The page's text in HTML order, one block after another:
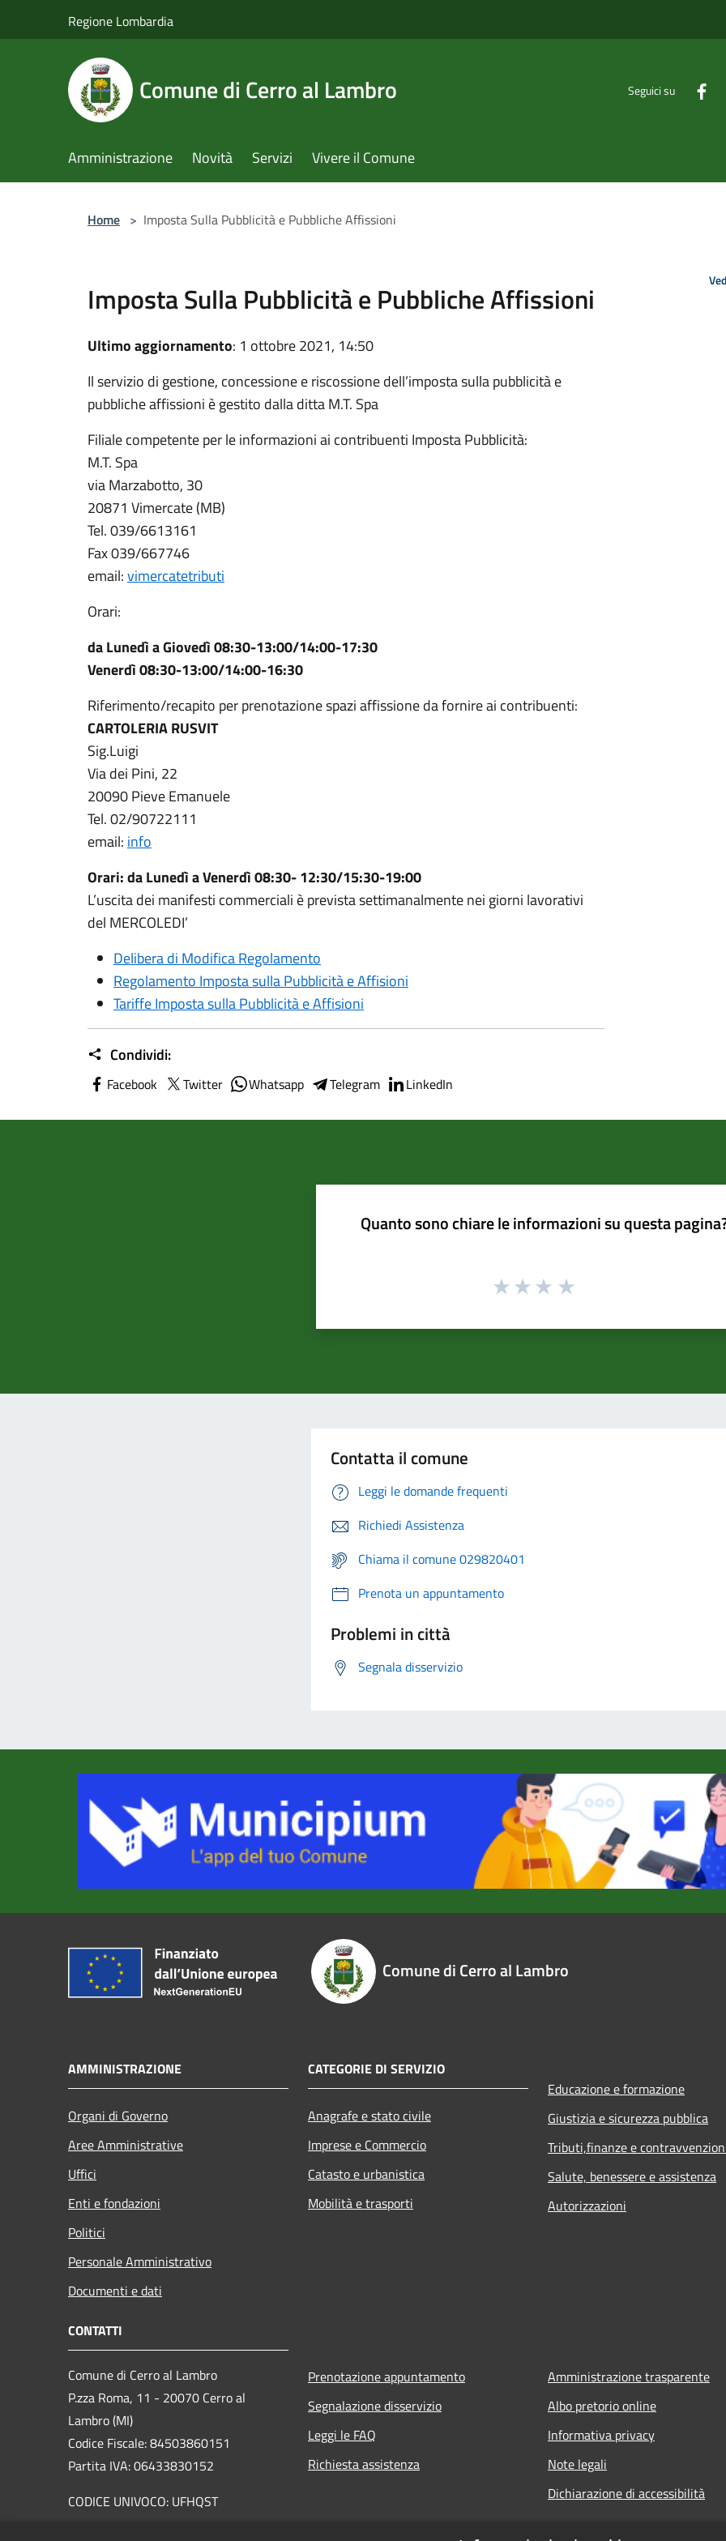
Regione Lombardia
Comune di Cerro al Lambro Seguici su
Amministrazione Novità Servizi Vivere il Comune
Home > Imposta Sulla Pubblicità e Pubbliche Affissioni
Imposta Sulla Pubblicità e Pubbliche Affissioni
Ultimo aggiornamento: 1 ottobre 2021, 14:50
Il servizio di gestione, concessione e riscossione dell’imposta sulla pubblicità e
pubbliche affissioni è gestito dalla ditta M.T. Spa
Filiale competente per le informazioni ai contribuenti Imposta Pubblicità:
M.T. Spa
via Marzabotto, 30
20871 Vimercate (MB)
Tel. 039/6613161
Fax 039/667746
email:vimercatetributi
Orari:
da Lunedì a Giovedì 08:30-13:00/14:00-17:30
Venerdì 08:30-13:00/14:00-16:30
Riferimento/recapito per prenotazione spazi affissione da fornire ai contribuenti:
CARTOLERIA RUSVIT
Sig.Luigi
Via dei Pini, 22
20090 Pieve Emanuele
Tel. 02/90722111
email: info
Orari: da Lunedì a Venerdì 08:30- 12:30/15:30-19:00
L’uscita dei manifesti commerciali è prevista settimanalmente nei giorni lavorativi
del MERCOLEDI’
Delibera di Modifica Regolamento
Regolamento Imposta sulla Pubblicità e Affisioni
Tariffe Imposta sulla Pubblicità e Affisioni
Condividi:
Facebook Twitter Whatsapp Telegram LinkedIn
Quanto sono chiare le informazioni su questa
Contatta il comune
Leggi le domande frequenti
Richiedi Assistenza
Chiama il comune 029820401
Prenota un appuntamento
Problemi in città
Segnala disservizio
Comune di Cerro al Lambro
AMMINISTRAZIONE
Organi di Governo
Aree Amministrative
Uffici
Enti e fondazioni
Politici
Personale Amministrativo
Documenti e dati
CATEGORIE DI SERVIZIO
Anagrafe e stato civile
Imprese e Commercio
Catasto e urbanistica
Mobilità e trasporti
Educazione e formazione
Giustizia e sicurezza pubblica
Tributi,finanze e
Salute, benessere e assistenza
Autorizzazioni
CONTATTI
Comune di Cerro al Lambro
P.zza Roma, 11 - 20070 Cerro al
Lambro (MI)
Codice Fiscale: 84503860151
Partita IVA: 06433830152
CODICE UNIVOCO: UFHQST
Prenotazione appuntamento
Segnalazione disservizio
Leggi le FAQ
Richiesta assistenza
Amministrazione trasparente
Albo pretorio online
Informativa privacy
Note legali
Dichiarazione di accessibilità